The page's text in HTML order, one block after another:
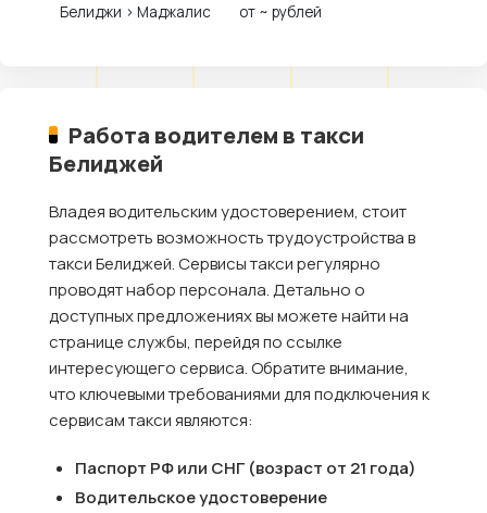
Белиджи › Маджалис от ~ рублей
Работа водителем в такси
Белиджей
Владея водительским удостоверением, стоит
рассмотреть возможность трудоустройства в
такси Белиджей. Сервисы такси регулярно
проводят набор персонала. Детально о
доступных предложениях вы можете найти на
странице службы, перейдя по ссылке
интересующего сервиса. Обратите внимание,
что ключевыми требованиями для подключения к
сервисам такси являются:
Паспорт РФ или СНГ (возраст от 21 года)
Водительское удостоверение